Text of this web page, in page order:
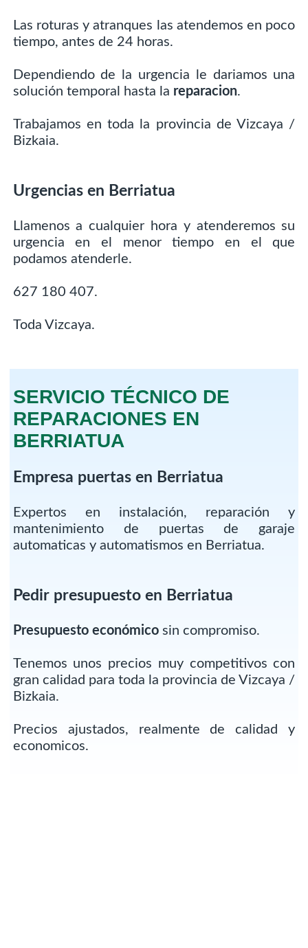
Las roturas y atranques las atendemos en poco
tiempo, antes de 24 horas.
Dependiendo de la urgencia le dariamos una
solución temporal hasta la reparacion.
Trabajamos en toda la provincia de Vizcaya /
Bizkaia.
Urgencias en Berriatua
Llamenos a cualquier hora y atenderemos su
urgencia en el menor tiempo en el que
podamos atenderle.
627 180 407.
Toda Vizcaya.
SERVICIO TÉCNICO DE
REPARACIONES EN
BERRIATUA
Empresa puertas en Berriatua
Expertos en instalación, reparación y
mantenimiento de puertas de garaje
automaticas y automatismos en Berriatua.
Pedir presupuesto en Berriatua
Presupuesto económicosin compromiso.
Tenemos unos precios muy competitivos con
gran calidad para toda la provincia de Vizcaya /
Bizkaia.
Precios ajustados, realmente de calidad y
economicos.